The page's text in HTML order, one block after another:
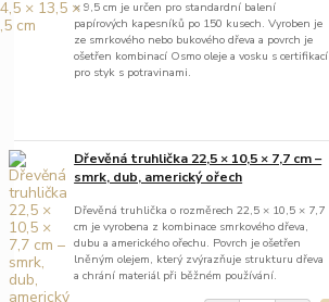
× 9,5 cm je určen pro standardní balení
papírových kapesníků po 150 kusech. Vyroben je
ze smrkového nebo bukového dřeva a povrch je
ošetřen kombinací Osmo oleje a vosku s certifikací
pro styk s potravinami.
Dřevěná truhlička 22,5 × 10,5 × 7,7 cm –
smrk, dub, americký ořech
Dřevěná truhlička o rozměrech 22,5 × 10,5 × 7,7
cm je vyrobena z kombinace smrkového dřeva,
dubu a amerického ořechu. Povrch je ošetřen
lněným olejem, který zvýrazňuje strukturu dřeva
a chrání materiál při běžném používání.